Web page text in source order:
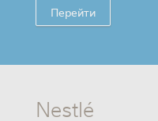
Перейти
Nestlé